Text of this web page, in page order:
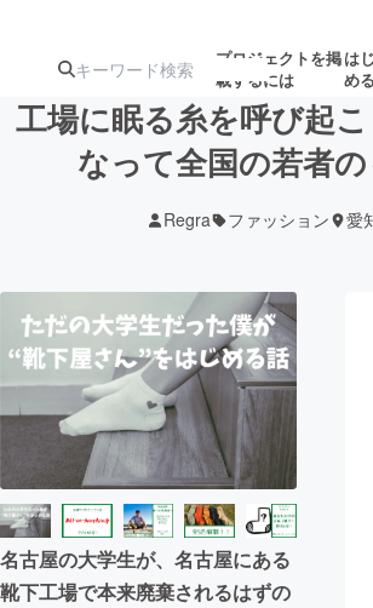
プロジェクトを掲
載するには
はじ
める
ジェクト
募集終了
ロジェク
アート・写真
テクノロジー・ガジェット
映像・映画
ビジネス・起業
まちづくり・地域活性化
工場に眠る糸を呼び起
なって全国の若者
Regra ファッション 愛
名古屋の大学生が、名古屋にある
靴下工場で本来廃棄されるはずの